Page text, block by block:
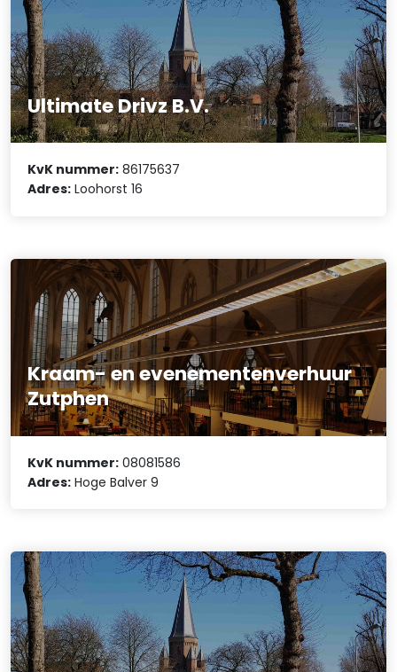
Ultimate Drivz B.V.
KvK nummer: 86175637
Adres: Loohorst 16
Kraam- en evenementenverhuur
Zutphen
KvK nummer: 08081586
Adres: Hoge Balver 9